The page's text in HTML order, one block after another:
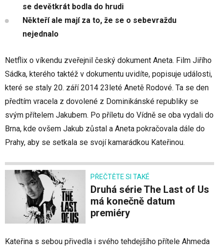
se devětkrát bodla do hrudi
Někteří ale mají za to, že se o sebevraždu
nejednalo
Netflix o víkendu zveřejnil český dokument Aneta. Film Jiřího
Sádka, kterého taktéž v dokumentu uvidíte, popisuje události,
které se staly 20. září 2014 23leté Anetě Rodové. Ta se den
předtím vracela z dovolené z Dominikánské republiky se
svým přítelem Jakubem. Po příletu do Vídně se oba vydali do
Brna, kde ovšem Jakub zůstal a Aneta pokračovala dále do
Prahy, aby se setkala se svojí kamarádkou Kateřinou.
PŘEČTĚTE SI TAKÉ
Druhá série The Last of Us
má konečně datum
premiéry
Kateřina s sebou přivedla i svého tehdejšího přítele Ahmeda